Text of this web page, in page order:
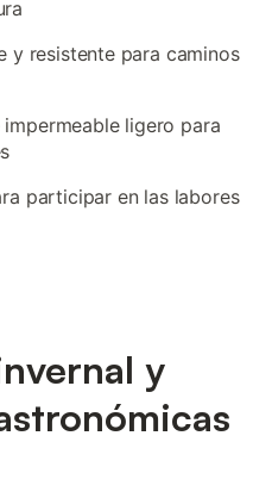
y resistente para caminos
ligero para
participar en las labores
y